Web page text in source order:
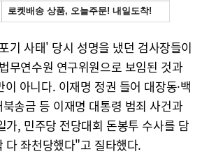
기 사태' 당시 성명을 냈던 검사장들이
무연수원 연구위원으로 보임된 것과
아니다. 이재명 정권 들어 대장동·백
북송금 등 이재명 대통령 범죄 사건과
가, 민주당 전당대회 돈봉투 수사를 담
다 좌천당했다"고 질타했다.